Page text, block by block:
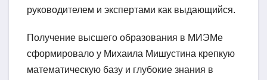
руководителем и экспертами как выдающийся.
Получение высшего образования в МИЭМе
сформировало у Михаила Мишустина крепкую
математическую базу и глубокие знания в